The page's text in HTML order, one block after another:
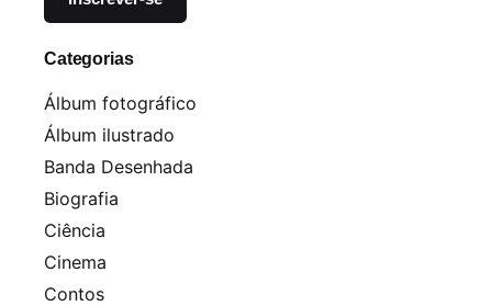
Categorias
Álbum fotográfico
Álbum ilustrado
Banda Desenhada
Biografia
Ciência
Cinema
Contos